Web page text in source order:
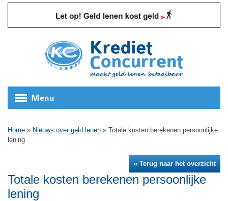
Menu
Home » Nieuws over geld lenen » Totale kosten berekenen persoonlijke
lening
« Terug naar het overzicht
Totale kosten berekenen persoonlijke
lening